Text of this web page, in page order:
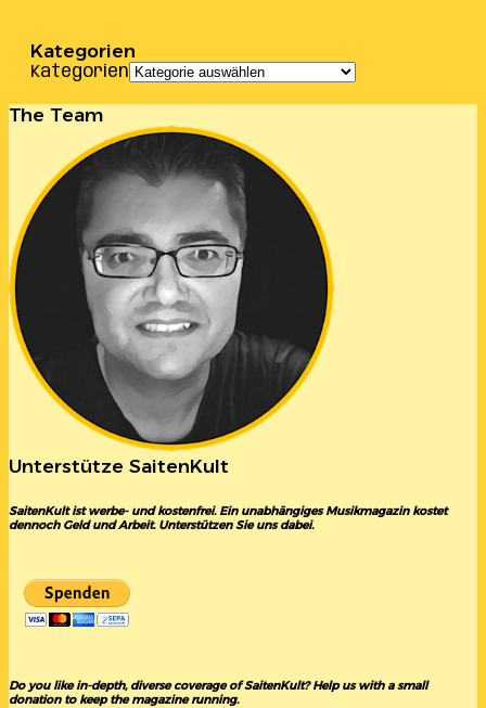
Kategorien
Kategorien
The Team
Unterstütze SaitenKult
SaitenKult ist werbe- und kostenfrei. Ein unabhängiges Musikmagazin kostet
dennoch Geld und Arbeit. Unterstützen Sie uns dabei.
Do you like in-depth, diverse coverage of SaitenKult? Help us with a small
donation to keep the magazine running.